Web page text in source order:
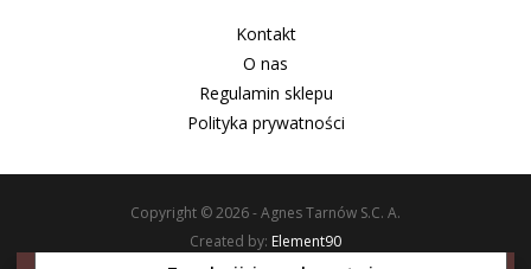
Kontakt
O nas
Regulamin sklepu
Polityka prywatności
Copyright © 2026 - Agnes Tarnów S.C. A.
Created by: Element90